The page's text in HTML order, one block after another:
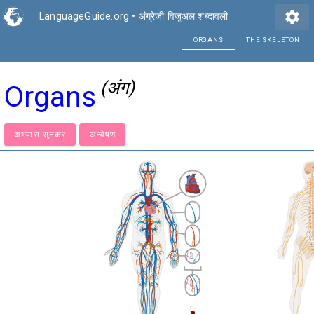
LanguageGuide.org • अंग्रेजी विजुअल शब्दावली settings
Organs (अंग)
अभ्यास सुनकर अन्वेषण